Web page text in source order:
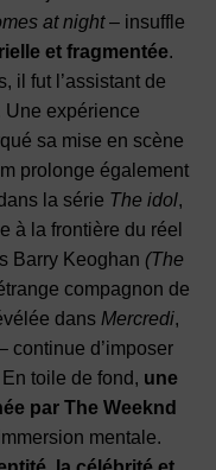
at night– insuffle
et fragmentée.
il fut l’assistant de
Une expérience
sa mise en scène
prolonge également
la série The idol,
à la frontière du réel
Barry Keoghan (The
compagnon de
dans Mercredi,
continue d’imposer
toile de fond, une
par The Weeknd
mentale.